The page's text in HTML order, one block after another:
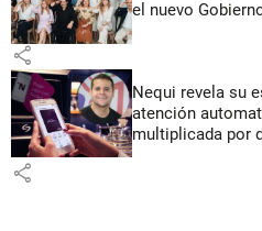
el nuevo
share
Nequi revela su
atención
multiplicada por
share